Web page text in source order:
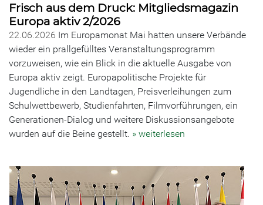
Frisch aus dem Druck: Mitgliedsmagazin
Europa aktiv 2/2026
22.06.2026 Im Europamonat Mai hatten unsere Verbände
wieder ein prallgefülltes Veranstaltungsprogramm
vorzuweisen, wie ein Blick in die aktuelle Ausgabe von
Europa aktiv zeigt. Europapolitische Projekte für
Jugendliche in den Landtagen, Preisverleihungen zum
Schulwettbewerb, Studienfahrten, Filmvorführungen, ein
Generationen-Dialog und weitere Diskussionsangebote
wurden auf die Beine gestellt. » weiterlesen